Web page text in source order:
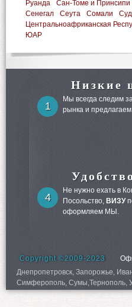
Руанда
Сан-Томе и Принсипи
Сенегал
Сеута Сомали
Центральноафриканская
ЮАР
Низкие
1
Мы всегда следим
рынка и
4
Не нужно ехать в
Посольство, ВИЗУ
оформляем МЫ.
Copyright ©2009-2023
Днепропетровск, Запорожье,
Симферополь, Сумы,Тернополь,